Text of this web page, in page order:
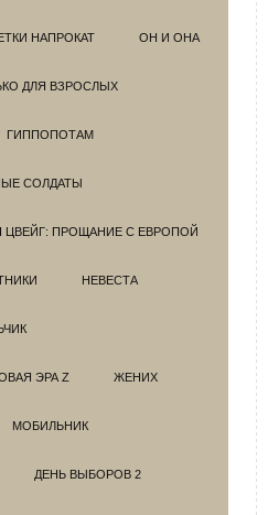
НАПРОКАТ ОН И ОНА
ДЛЯ ВЗРОСЛЫХ
ГИППОПОТАМ
СОЛДАТЫ
ЦВЕЙГ: ПРОЩАНИЕ С ЕВРОПОЙ
НЕВЕСТА
ЭРА Z ЖЕНИХ
МОБИЛЬНИК
ДЕНЬ ВЫБОРОВ 2